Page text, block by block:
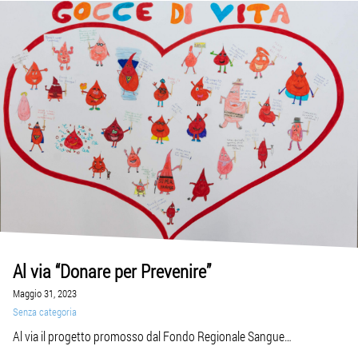
Al via “Donare per Prevenire”
Maggio 31, 2023
Senza categoria
Al via il progetto promosso dal Fondo Regionale Sangue